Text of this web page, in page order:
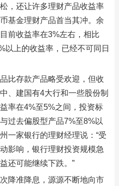
，还让许多理财产品收益率
基金理财产品首当其冲。余
前收益率在3%左右，相比
以上的收益率，已经不可同日
比存款产品略受欢迎，但收
、建国有4大行和一些股份制
率在4%至5%之间，投资标
过去偏股型产品7%至8%以
一家银行的理财经理说：“受
影响，银行理财投资规模急
还可能继续下跌。”
降准降息，源源不断地向市